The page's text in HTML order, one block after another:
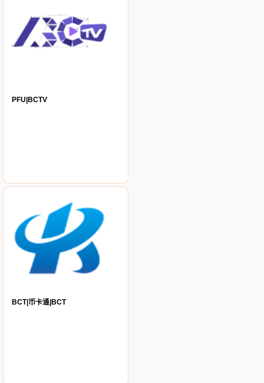
PFU|BCTV
BCT|币卡通|BCT